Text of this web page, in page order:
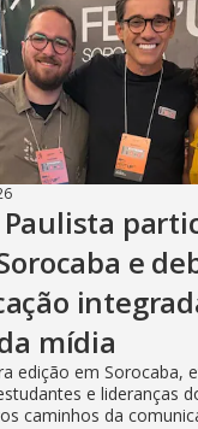
Paulista
e
mídia
edição em Sorocaba,
e lideranças
caminhos da